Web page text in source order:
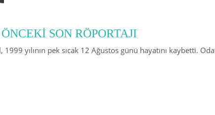
SON RÖPORTAJI
yılının pek sıcak 12 Ağustos günü hayatını kaybetti.